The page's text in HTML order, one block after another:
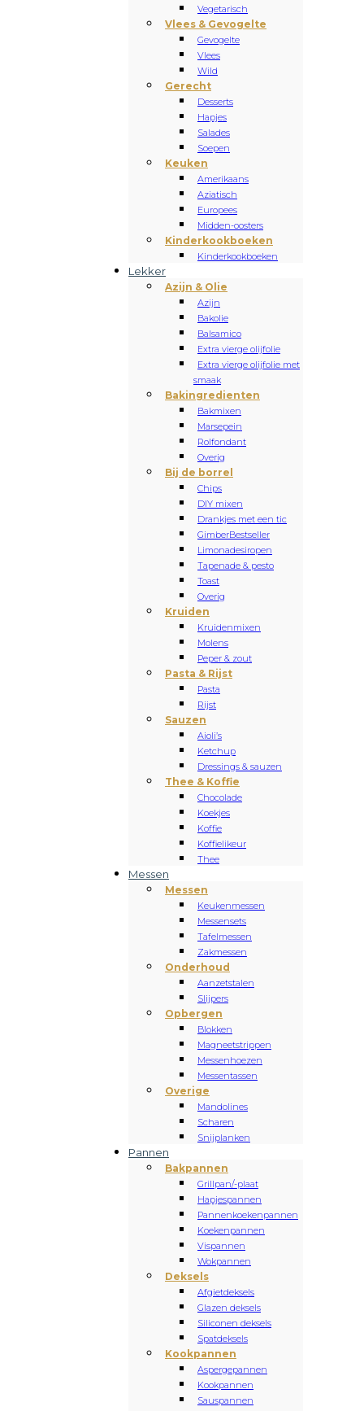
Vegetarisch
Vlees & Gevogelte
Gevogelte
Vlees
Wild
Gerecht
Desserts
Hapjes
Salades
Soepen
Keuken
Amerikaans
Aziatisch
Europees
Midden-oosters
Kinderkookboeken
Kinderkookboeken
Lekker
Azijn & Olie
Azijn
Bakolie
Balsamico
Extra vierge olijfolie
Extra vierge olijfolie met
smaak
Bakingredienten
Bakmixen
Marsepein
Rolfondant
Overig
Bij de borrel
Chips
DIY mixen
Drankjes met een tic
GimberBestseller
Limonadesiropen
Tapenade & pesto
Toast
Overig
Kruiden
Kruidenmixen
Molens
Peper & zout
Pasta & Rijst
Pasta
Rijst
Sauzen
Aioli’s
Ketchup
Dressings & sauzen
Thee & Koffie
Chocolade
Koekjes
Koffie
Koffielikeur
Thee
Messen
Messen
Keukenmessen
Messensets
Tafelmessen
Zakmessen
Onderhoud
Aanzetstalen
Slijpers
Opbergen
Blokken
Magneetstrippen
Messenhoezen
Messentassen
Overige
Mandolines
Scharen
Snijplanken
Pannen
Bakpannen
Grillpan/-plaat
Hapjespannen
Pannenkoekenpannen
Koekenpannen
Vispannen
Wokpannen
Deksels
Afgietdeksels
Glazen deksels
Siliconen deksels
Spatdeksels
Kookpannen
Aspergepannen
Kookpannen
Sauspannen